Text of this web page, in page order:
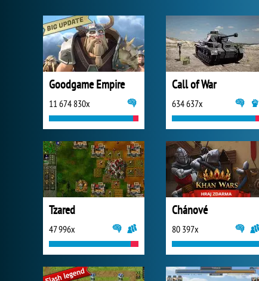
Goodgame Empire
11 674 830x
Call of War
634 637x
Tzared
47 996x
Chánové
80 397x